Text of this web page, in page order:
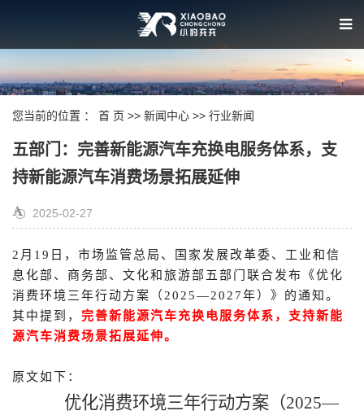
您当前的位置 ： 首 页 >> 新闻中心 >> 行业新闻
五部门：完善新能源汽车充换电服务体系，支
持新能源汽车消费场景拓展延伸
2025-02-27
2月19日，市场监管总局、国家发展改革委、工业和信
息化部、商务部、文化和旅游部五部门联合发布《优化
消费环境三年行动方案（2025—2027年）》的通知。
其中提到， 完善新能源汽车充换电服务体系，支持新能
源汽车消费场景拓展延伸。
原文如下：
优化消费环境三年行动方案（2025—